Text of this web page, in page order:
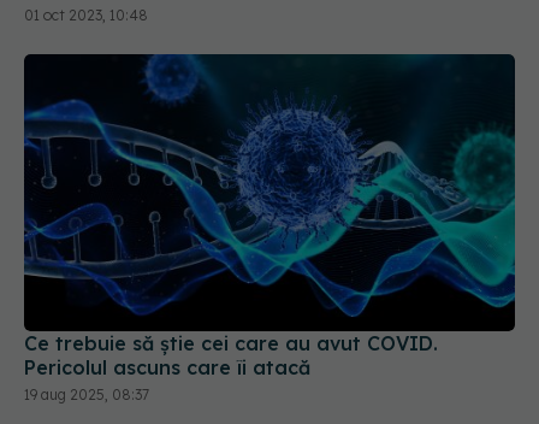
Ce trebuie să știe cei care au avut COVID.
Pericolul ascuns care îi atacă
19 aug 2025, 08:37